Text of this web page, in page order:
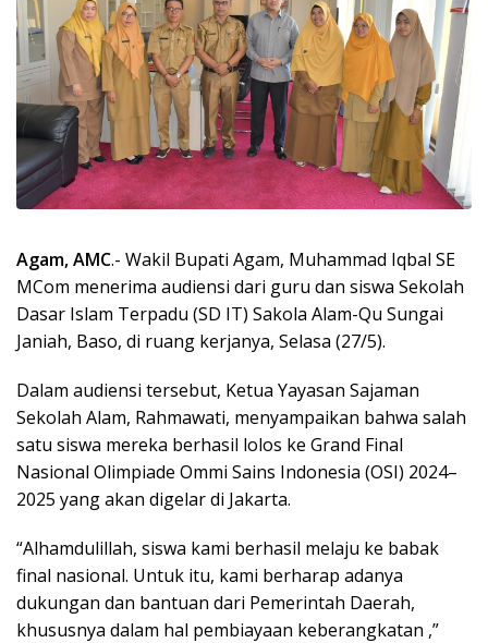
Agam, AMC.- Wakil Bupati Agam, Muhammad Iqbal SE
MCom menerima audiensi dari guru dan siswa Sekolah
Dasar Islam Terpadu (SD IT) Sakola Alam-Qu Sungai
Janiah, Baso, di ruang kerjanya, Selasa (27/5).
Dalam audiensi tersebut, Ketua Yayasan Sajaman
Sekolah Alam, Rahmawati, menyampaikan bahwa salah
satu siswa mereka berhasil lolos ke Grand Final
Nasional Olimpiade Ommi Sains Indonesia (OSI) 2024–
2025 yang akan digelar di Jakarta.
“Alhamdulillah, siswa kami berhasil melaju ke babak
final nasional. Untuk itu, kami berharap adanya
dukungan dan bantuan dari Pemerintah Daerah,
khususnya dalam hal pembiayaan keberangkatan ,”